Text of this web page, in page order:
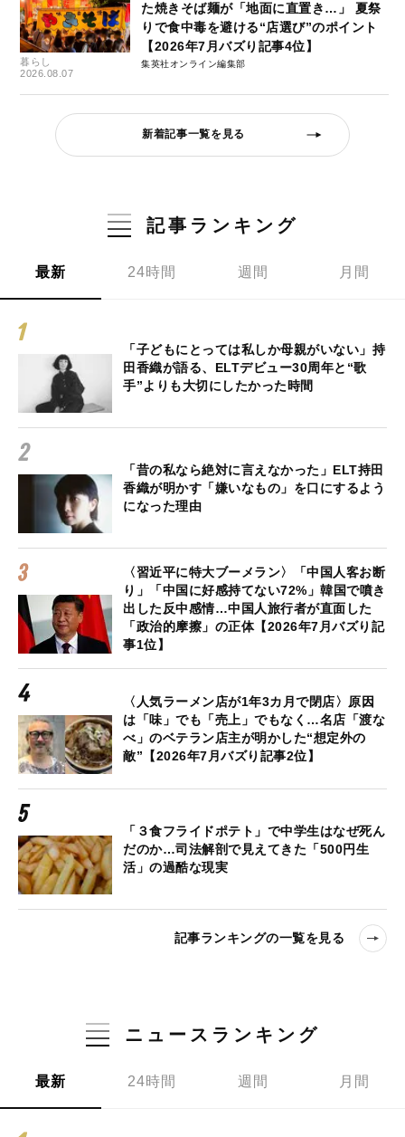
暮らし
2026.08.07
た焼きそば麺が「地面に直置き…」 夏祭
りで食中毒を避ける“店選び”のポイント
【2026年7月バズり記事4位】
集英社オンライン編集部
新着記事一覧を見る
記事ランキング
最新 24時間 週間 月間
「子どもにとっては私しか母親がいない」持
田香織が語る、ELTデビュー30周年と“歌
手”よりも大切にしたかった時間
「昔の私なら絶対に言えなかった」ELT持田
香織が明かす「嫌いなもの」を口にするよう
になった理由
〈習近平に特大ブーメラン〉「中国人客お断
り」「中国に好感持てない72%」韓国で噴き
出した反中感情…中国人旅行者が直面した
「政治的摩擦」の正体【2026年7月バズり記
事1位】
〈人気ラーメン店が1年3カ月で閉店〉原因
は「味」でも「売上」でもなく…名店「渡な
べ」のベテラン店主が明かした“想定外の
敵”【2026年7月バズり記事2位】
「３食フライドポテト」で中学生はなぜ死ん
だのか…司法解剖で見えてきた「500円生
活」の過酷な現実
記事ランキングの一覧を見る
ニュースランキング
最新 24時間 週間 月間